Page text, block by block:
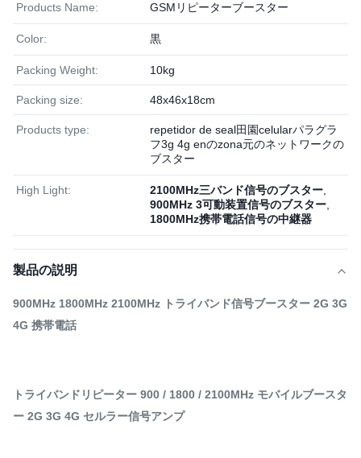
Products Name: GSMリピーターブースター
Color: 黒
Packing Weight: 10kg
Packing size: 48x46x18cm
Products type:
repetidor de seal田園celularパラグラ
フ3g 4g enのzona元のネットワークの
ブスター
High Light: 2100MHz三バンド信号のブスター
900MHz 3可動装置信号のブスター
1800MHz携帯電話信号の中継器
製品の説明
900MHz 1800MHz 2100MHz トライバンド信号ブースター 2G 3G
4G 携帯電話
トライバンドリピーター 900 / 1800 / 2100MHz モバイルブースタ
ー 2G 3G 4G セルラー信号アンプ